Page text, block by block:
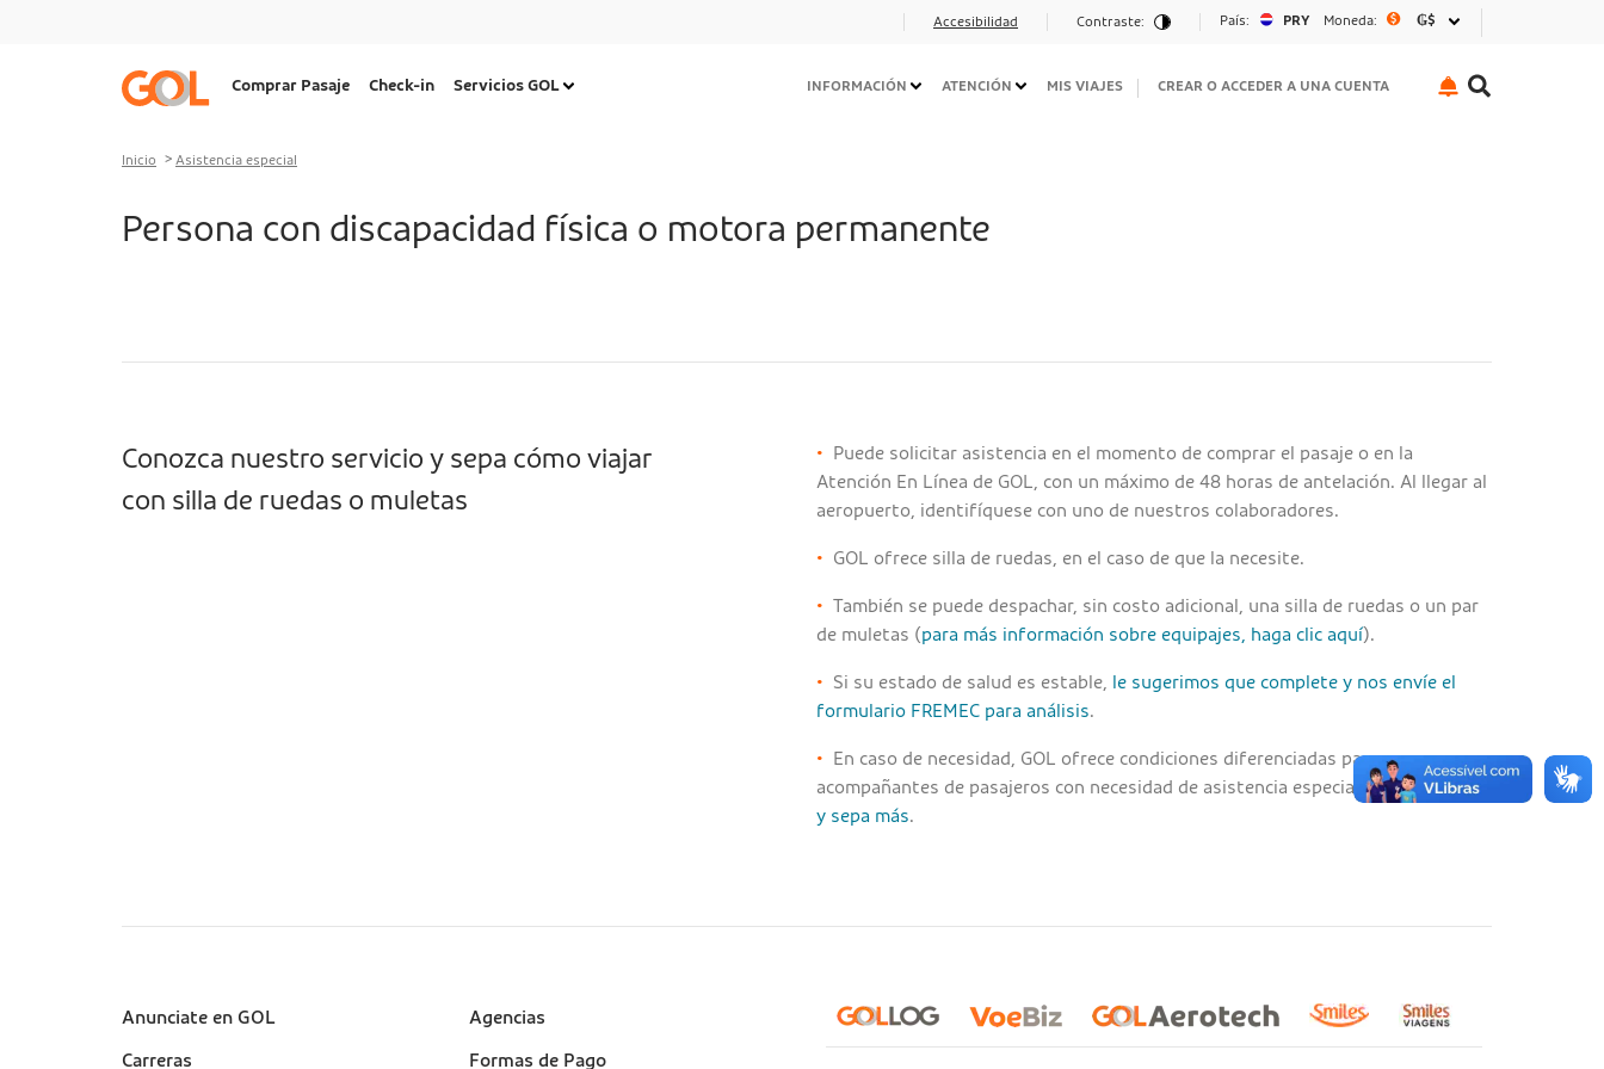
Accesibilidad Contraste: País: PRY Moneda: ₲$
Navegação
Comprar Pasaje Check-in Servicios GOL
Navegação
INFORMACIÓN ATENCIÓN MIS VIAJES CREAR O ACCEDER A UNA CUENTA
Inicio Asistencia especial
Persona con discapacidad física o motora permanente
Conozca nuestro servicio y sepa cómo viajar
con silla de ruedas o muletas
• Puede solicitar asistencia en el momento de comprar el pasaje o en la
Atención En Línea de GOL, con un máximo de 48 horas de antelación. Al llegar al
aeropuerto, identifíquese con uno de nuestros colaboradores.
• GOL ofrece silla de ruedas, en el caso de que la necesite.
• También se puede despachar, sin costo adicional, una silla de ruedas o un par
de muletas (para más información sobre equipajes, haga clic aquí).
• Si su estado de salud es estable, le sugerimos que complete y nos envíe el
formulario FREMEC para análisis.
• En caso de necesidad, GOL ofrece condiciones diferenciadas para
acompañantes de pasajeros con necesidad de asistencia especial.Haga clic aquí
y sepa más.
Sobre a Gol (footer)
Anunciate en GOL
Carreras
Suporte
Agencias
Formas de Pago